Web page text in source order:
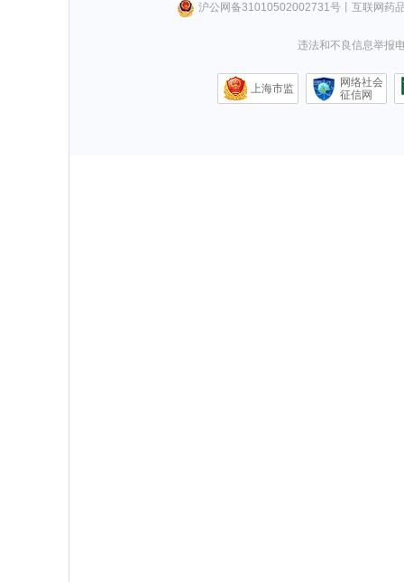
沪公网备31010502002731号丨 互联网药
违法和不良信息举报
上海市监
网络社会
征信网